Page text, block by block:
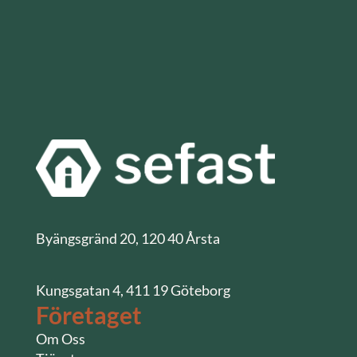
Byängsgränd 20, 120 40 Årsta
Kungsgatan 4, 411 19 Göteborg
Företaget
Om Oss